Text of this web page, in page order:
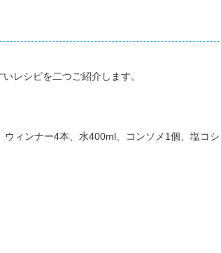
レシピを二つご紹介します。
ィンナー4本、水400ml、コンソメ1個、塩コシ